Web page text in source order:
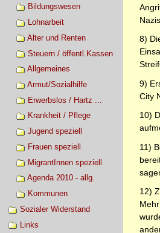
Bildungswesen
Lohnarbeit
Alter und Renten
Steuern / öffentl.Kassen
Allgemeines
Armut/Sozialhilfe
Erwerbslos / Hartz ...
Krankheit / Pflege
Jugend speziell
Frauen speziell
MigrantInnen speziell
Agenda 2010 - allg.
Kommunen
Sozialer Widerstand
Links
8)
9)
City
10)
11)
12)